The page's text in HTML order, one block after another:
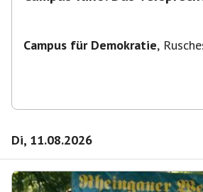
Campus für Demokratie,
Di, 11.08.2026